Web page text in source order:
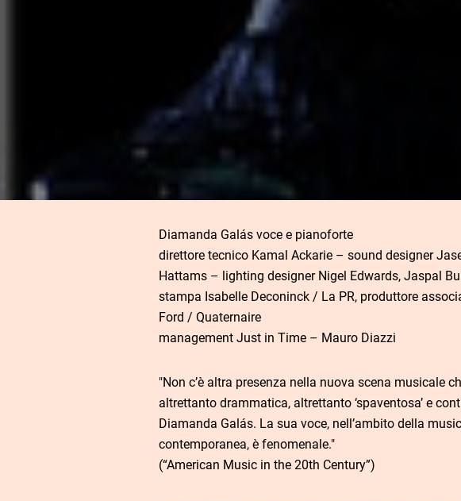
Diamanda Galás voce e pianoforte
direttore tecnico Kamal Ackarie – sound designer
Hattams – lighting designer Nigel Edwards, Jaspal
stampa Isabelle Deconinck / La PR, produttore
Ford / Quaternaire
management Just in Time – Mauro Diazzi
"Non c’è altra presenza nella nuova scena musicale
altrettanto drammatica, altrettanto ‘spaventosa’ e
Diamanda Galás. La sua voce, nell’ambito della
contemporanea, è fenomenale."
(“American Music in the 20th Century”)